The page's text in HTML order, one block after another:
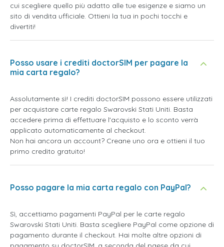
cui scegliere quello più adatto alle tue esigenze e siamo un
sito di vendita ufficiale. Ottieni la tua in pochi tocchi e
divertiti!
Posso usare i crediti doctorSIM per pagare la
mia carta regalo?
Assolutamente sì! I crediti doctorSIM possono essere utilizzati
per acquistare carte regalo Swarovski Stati Uniti. Basta
accedere prima di effettuare l'acquisto e lo sconto verrà
applicato automaticamente al checkout.
Non hai ancora un account? Creane uno ora e ottieni il tuo
primo credito gratuito!
Posso pagare la mia carta regalo con PayPal?
Sì, accettiamo pagamenti PayPal per le carte regalo
Swarovski Stati Uniti. Basta scegliere PayPal come opzione di
pagamento durante il checkout. Hai molte altre opzioni di